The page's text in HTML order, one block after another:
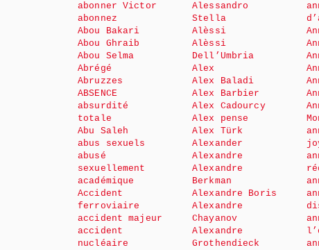
abonner Victor
abonnez
Abou Bakari
Abou Ghraib
Abou Selma
Abrégé
Abruzzes
ABSENCE
absurdité
totale
Abu Saleh
abus sexuels
abusé
sexuellement
académique
Accident
ferroviaire
accident majeur
accident
nucléaire
Alessandro
Stella
Alèssi
Alèssi
Dell’Umbria
Alex
Alex Baladi
Alex Barbier
Alex Cadourcy
Alex pense
Alex Türk
Alexander
Alexandre
Alexandre
Berkman
Alexandre Boris
Alexandre
Chayanov
Alexandre
Grothendieck